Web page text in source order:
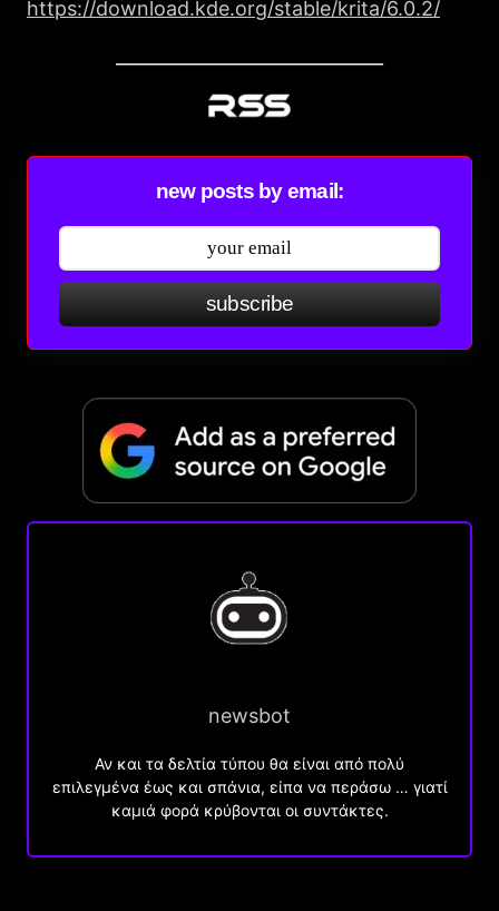
https://download.kde.org/stable/krita/6.0.2/
new posts by email:
subscribe
newsbot
Αν και τα δελτία τύπου θα είναι από πολύ
επιλεγμένα έως και σπάνια, είπα να περάσω … γιατί
καμιά φορά κρύβονται οι συντάκτες.